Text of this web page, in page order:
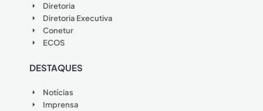
Diretoria
Diretoria Executiva
Conetur
ECOS
DESTAQUES
Notícias
Imprensa